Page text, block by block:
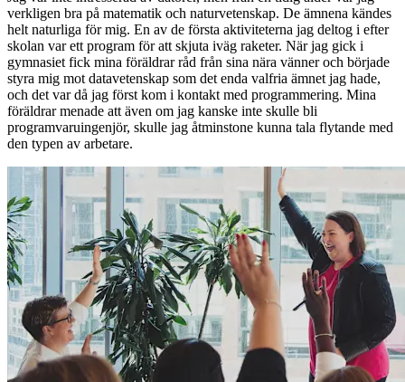
verkligen bra på matematik och naturvetenskap. De ämnena kändes
helt naturliga för mig. En av de första aktiviteterna jag deltog i efter
skolan var ett program för att skjuta iväg raketer. När jag gick i
gymnasiet fick mina föräldrar råd från sina nära vänner och började
styra mig mot datavetenskap som det enda valfria ämnet jag hade,
och det var då jag först kom i kontakt med programmering. Mina
föräldrar menade att även om jag kanske inte skulle bli
programvaruingenjör, skulle jag åtminstone kunna tala flytande med
den typen av arbetare.